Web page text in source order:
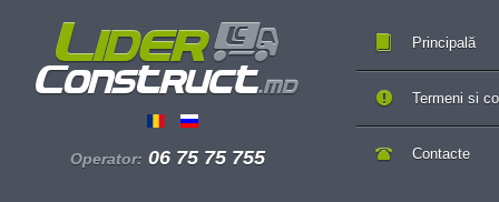
Operator: 06 75 75 755
Principală
Contacte
Termeni si